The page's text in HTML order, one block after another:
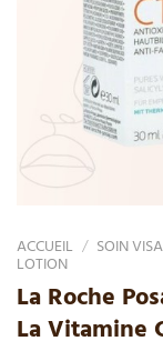
ACCUEIL / SOIN
LOTION
La Roche
La Vitamine